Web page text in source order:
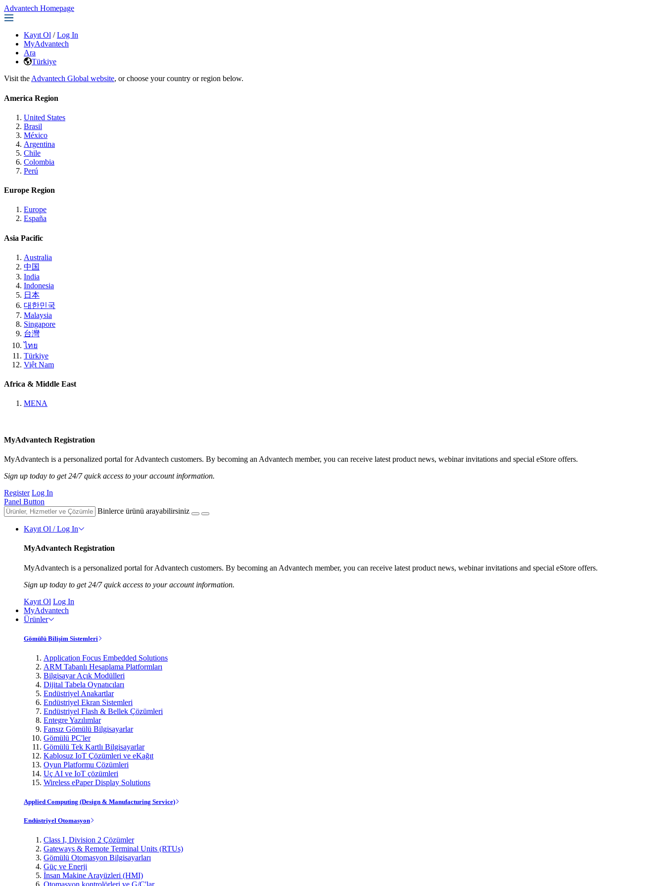
Advantech Homepage
Kayıt Ol / Log In
MyAdvantech
Ara
Türkiye
Visit the Advantech Global website, or choose your country or region below.
America Region
United States
Brasil
México
Argentina
Chile
Colombia
Perú
Europe Region
Europe
España
Asia Pacific
Australia
中国
India
Indonesia
日本
대한민국
Malaysia
Singapore
台灣
ไทย
Türkiye
Việt Nam
Africa & Middle East
MENA
MyAdvantech Registration
MyAdvantech is a personalized portal for Advantech customers. By becoming an Advantech member, you can receive latest product news, webinar invitations and special eStore offers.
Sign up today to get 24/7 quick access to your account information.
Register Log In
Panel Button
Binlerce ürünü arayabilirsiniz
Kayıt Ol / Log In
MyAdvantech Registration
MyAdvantech is a personalized portal for Advantech customers. By becoming an Advantech member, you can receive latest product news, webinar invitations and special eStore offers.
Sign up today to get 24/7 quick access to your account information.
Kayıt Ol Log In
MyAdvantech
Ürünler
Gömülü Bilişim Sistemleri
Application Focus Embedded Solutions
ARM Tabanlı Hesaplama Platformları
Bilgisayar Açık Modülleri
Dijital Tabela Oynatıcıları
Endüstriyel Anakartlar
Endüstriyel Ekran Sistemleri
Endüstriyel Flash & Bellek Çözümleri
Entegre Yazılımlar
Fansız Gömülü Bilgisayarlar
Gömülü PC'ler
Gömülü Tek Kartlı Bilgisayarlar
Kablosuz IoT Çözümleri ve eKağıt
Oyun Platformu Çözümleri
Uç AI ve IoT çözümleri
Wireless ePaper Display Solutions
Applied Computing (Design & Manufacturing Service)
Endüstriyel Otomasyon
Class I, Division 2 Çözümler
Gateways & Remote Terminal Units (RTUs)
Gömülü Otomasyon Bilgisayarları
Güç ve Enerji
İnsan Makine Arayüzleri (HMI)